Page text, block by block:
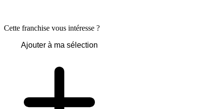
Cette franchise vous intéresse ?
Ajouter à ma sélection